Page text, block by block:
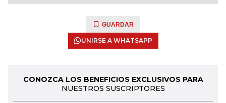
GUARDAR
UNIRSE A WHATSAPP
CONOZCA LOS BENEFICIOS EXCLUSIVOS PARA
NUESTROS SUSCRIPTORES